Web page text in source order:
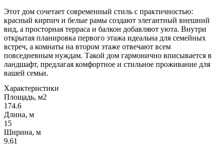
Этот дом сочетает современный стиль с практичностью:
красный кирпич и белые рамы создают элегантный внешний
вид, а просторная терраса и балкон добавляют уюта. Внутри
открытая планировка первого этажа идеальна для семейных
встреч, а комнаты на втором этаже отвечают всем
повседневным нуждам. Такой дом гармонично вписывается в
ландшафт, предлагая комфортное и стильное проживание для
вашей семьи.
Характеристики
Площадь, м2
174.6
Длина, м
15
Ширина, м
9.61